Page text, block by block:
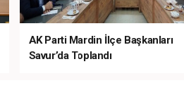
AK Parti Mardin İlçe Başkanları
Savur’da Toplandı